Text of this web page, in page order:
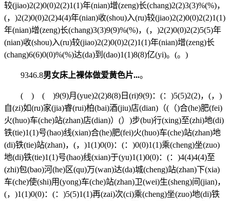
较(jiao)2(2)0(0)2(2)1(1)年(nian)增(zeng)长(chang)2(2)3(3)%(%)，
(，)2(2)0(0)2(2)4(4)年(nian)收(shou)入(ru)较(jiao)2(2)0(0)2(2)1(1)
年(nian)增(zeng)长(chang)3(3)9(9)%(%)，(，)2(2)0(0)2(2)5(5)年
(nian)收(shou)入(ru)较(jiao)2(2)0(0)2(2)1(1)年(nian)增(zeng)长
(chang)6(6)0(0)%(%)达(da)到(dao)1(1)8(8)亿(yi)。(。)
9346.8男女床上裸体做爱黄色片...。
( ) ( )9(9)月(yue)2(2)8(8)日(ri)9(9)：(：)5(5)2(2)，(，)
自(zi)如(ru)家(jia)睿(rui)柏(bai)酒(jiu)店(dian)（(（)合(he)肥(fei)
火(huo)车(che)站(zhan)店(dian)）(）)步(bu)行(xing)至(zhi)地(di)
铁(tie)1(1)号(hao)线(xian)合(he)肥(fei)火(huo)车(che)站(zhan)地
(di)铁(tie)站(zhan)，(，)1(1)0(0)：(：)0(0)1(1)乘(cheng)坐(zuo)
地(di)铁(tie)1(1)号(hao)线(xian)于(yu)1(1)0(0)：(：)4(4)4(4)至
(zhi)包(bao)河(he)区(qu)万(wan)达(da)城(cheng)站(zhan)下(xia)
车(che)使(shi)用(yong)车(che)站(zhan)卫(wei)生(sheng)间(jian)，
(，)1(1)0(0)：(：)5(5)1(1)再(zai)次(ci)乘(cheng)坐(zuo)地(di)铁